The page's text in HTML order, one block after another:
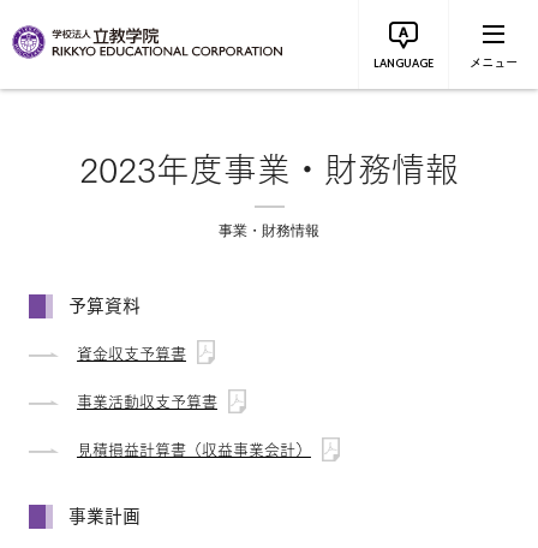
LANGUAGE メニュー
2023年度事業・財務情報
事業・財務情報
予算資料
資金収支予算書
事業活動収支予算書
見積損益計算書（収益事業会計）
事業計画